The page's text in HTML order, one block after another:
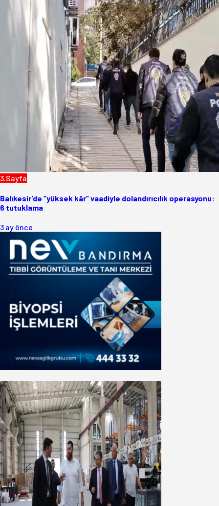
3.Sayfa
Balıkesir’de “yüksek kâr” vaadiyle dolandırıcılık operasyonu:
6 tutuklama
3 ay önce
Marmara OSB Müteşebbis Heyeti
Toplantısı gerçekleştirildi